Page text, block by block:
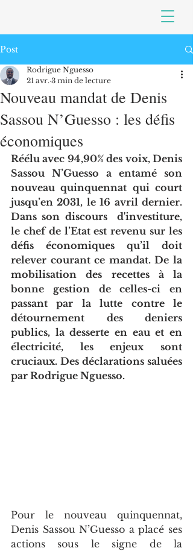
Post
Nouveau mandat de Denis
Sassou N’Guesso : les défis
économiques
Rodrigue Nguesso
21 avr. 3 min de lecture
Réélu avec 94,90% des voix, Denis
Sassou N’Guesso a entamé son
nouveau quinquennat qui court
jusqu’en 2031, le 16 avril dernier.
Dans son discours  d'investiture,
le chef de l’Etat est revenu sur les
défis économiques qu’il doit
relever courant ce mandat. De la
mobilisation des recettes à la
bonne gestion de celles-ci en
passant par la lutte contre le
détournement des deniers
publics, la desserte en eau et en
électricité, les enjeux sont
cruciaux. Des déclarations saluées
par Rodrigue Nguesso.
Pour le nouveau quinquennat,
Denis Sassou N’Guesso a placé ses
actions sous le signe de la